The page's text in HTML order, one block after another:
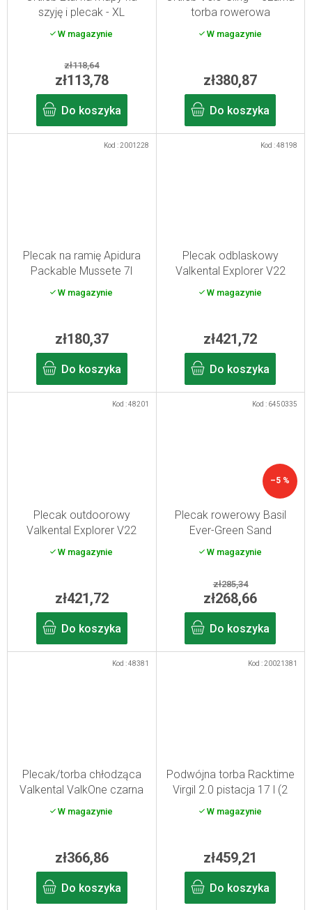
szyję i plecak - XL
W magazynie
zł118,64
zł113,78
Do koszyka
torba rowerowa
W magazynie
zł380,87
Do koszyka
Plecak na ramię Apidura
Packable Mussete 7l
W magazynie
zł180,37
Do koszyka
Kod :2001228
Plecak odblaskowy
Valkental Explorer V22
Limited Edition
W magazynie
zł421,72
Do koszyka
Kod :48198
Plecak outdoorowy
Valkental Explorer V22
czarny
W magazynie
zł421,72
Do koszyka
Kod :48201
–5 %
Plecak rowerowy Basil
Ever-Green Sand
W magazynie
zł285,34
zł268,66
Do koszyka
Kod : 6450335
Plecak/torba chłodząca
Valkental ValkOne czarna
W magazynie
zł366,86
Do koszyka
Kod :48381
Podwójna torba Racktime
Virgil 2.0 pistacja 17 l (2
W magazynie
zł459,21
Do koszyka
Kod :20021381